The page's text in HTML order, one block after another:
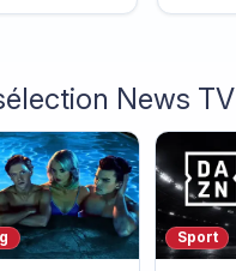
News TV
Sport